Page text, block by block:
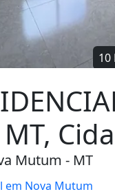
Mutum - MT
em Nova Mutum